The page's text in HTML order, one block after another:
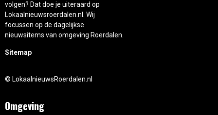
volgen? Dat doe je uiteraard op
Lokaalnieuwsroerdalen.nl. Wij
focussen op de dagelijkse
nieuwsitems van omgeving Roerdalen.
Sitemap
© LokaalnieuwsRoerdalen.nl
Omgeving